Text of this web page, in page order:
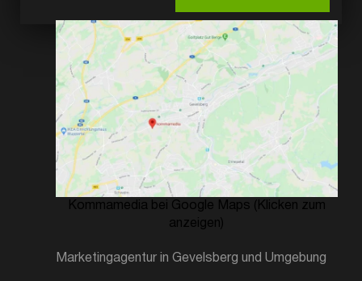
Kommamedia bei Google Maps (Klicken zum
anzeigen)
Marketingagentur in Gevelsberg und Umgebung